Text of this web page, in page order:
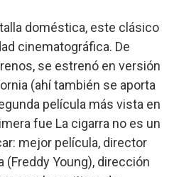
doméstica, este clásico
cinematográfica. De
se estrenó en versión
(ahí también se aporta
película más vista en
fue La cigarra no es un
mejor película, director
(Freddy Young), dirección